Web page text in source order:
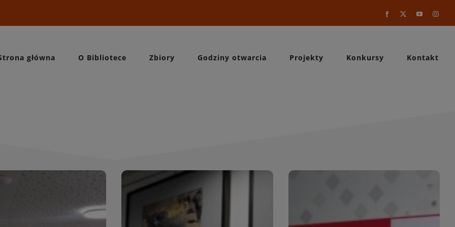
Facebook YouTube
główna O Bibliotece Zbiory Godziny otwarcia Projekty Konkursy Kontakt
Wydarzenia